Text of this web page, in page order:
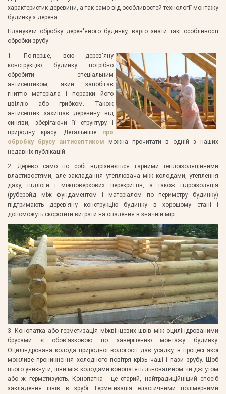
характеристик деревини, а так само від особливостей технології монтажу
будинку з дерева.
Плануючи обробку дерев'яного будинку, варто знати такі особливості
обробки зрубу:
1. По-перше, всю дерев'яну
конструкцію будинку потрібно
обробити спеціальним
антисептиком, який запобігає
гниттю матеріала і поразки його
цвіллю або грибком. Також
антисептик захищає деревину від
синяви, зберігаючи її структуру і
природну красу. Детальніше про
обробку брусу антисептиком можна прочитати в одній з наших
недавніх публікацій.
2. Дерево само по собі відрізняється гарними теплоізоляційними
властивостями, але закладання утеплювача між колодами, утеплення
даху, підлоги і міжповерхових перекриттів, а також гідроізоляція
(руберойд між фундаментом і матеріалом по периметру будинку)
підтримають дерев'яну конструкцію будинку в хорошому стані і
допоможуть скоротити витрати на опалення в значній мірі.
3. Конопатка або герметизація міжвінцевих швів між оциліндрованими
брусами є обов'язковою по завершенню монтажу будинку.
Оциліндрована колода природної вологості дає усадку, в процесі якої
можливе проникнення холодного повітря крізь чаші і пази зрубу. Щоб
цього уникнути, шви між колодами конопатять льноватином чи джгутом
або ж герметизують. Конопатка - це старий, найтрадиційніший спосіб
закладення швів в зрубі. Герметизація еластичними полімерними